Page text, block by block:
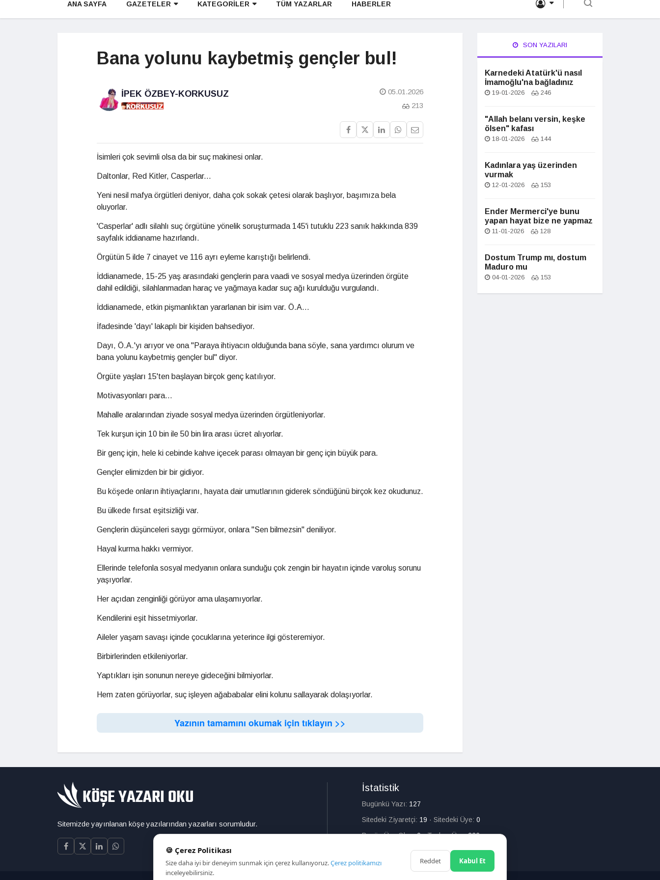
ANA SAYFA GAZETELER KATEGORİLER TÜM YAZARLAR HABERLER
Bana yolunu kaybetmiş gençler bul!
İPEK ÖZBEY-KORKUSUZ
05.01.2026
213
İsimleri çok sevimli olsa da bir suç makinesi onlar.
Daltonlar, Red Kitler, Casperlar...
Yeni nesil mafya örgütleri deniyor, daha çok sokak çetesi olarak başlıyor, başımıza bela
oluyorlar.
'Casperlar' adlı silahlı suç örgütüne yönelik soruşturmada 145'i tutuklu 223 sanık hakkında 839
sayfalık iddianame hazırlandı.
Örgütün 5 ilde 7 cinayet ve 116 ayrı eyleme karıştığı belirlendi.
İddianamede, 15-25 yaş arasındaki gençlerin para vaadi ve sosyal medya üzerinden örgüte
dahil edildiği, silahlanmadan haraç ve yağmaya kadar suç ağı kurulduğu vurgulandı.
İddianamede, etkin pişmanlıktan yararlanan bir isim var. Ö.A...
İfadesinde 'dayı' lakaplı bir kişiden bahsediyor.
Dayı, Ö.A.'yı arıyor ve ona "Paraya ihtiyacın olduğunda bana söyle, sana yardımcı olurum ve
bana yolunu kaybetmiş gençler bul" diyor.
Örgüte yaşları 15'ten başlayan birçok genç katılıyor.
Motivasyonları para...
Mahalle aralarından ziyade sosyal medya üzerinden örgütleniyorlar.
Tek kurşun için 10 bin ile 50 bin lira arası ücret alıyorlar.
Bir genç için, hele ki cebinde kahve içecek parası olmayan bir genç için büyük para.
Gençler elimizden bir bir gidiyor.
Bu köşede onların ihtiyaçlarını, hayata dair umutlarının giderek söndüğünü birçok kez okudunuz.
Bu ülkede fırsat eşitsizliği var.
Gençlerin düşünceleri saygı görmüyor, onlara "Sen bilmezsin" deniliyor.
Hayal kurma hakkı vermiyor.
Ellerinde telefonla sosyal medyanın onlara sunduğu çok zengin bir hayatın içinde varoluş sorunu
yaşıyorlar.
Her açıdan zenginliği görüyor ama ulaşamıyorlar.
Kendilerini eşit hissetmiyorlar.
Aileler yaşam savaşı içinde çocuklarına yeterince ilgi gösteremiyor.
Birbirlerinden etkileniyorlar.
Yaptıkları işin sonunun nereye gideceğini bilmiyorlar.
Hem zaten görüyorlar, suç işleyen ağababalar elini kolunu sallayarak dolaşıyorlar.
Yazının tamamını okumak için tıklayın >>
SON YAZILARI
Karnedeki Atatürk'ü nasıl
İmamoğlu'na bağladınız
19-01-2026 246
"Allah belanı versin, keşke
ölsen" kafası
18-01-2026 144
Kadınlara yaş üzerinden
vurmak
12-01-2026 153
Ender Mermerci'ye bunu
yapan hayat bize ne yapmaz
11-01-2026 128
Dostum Trump mı, dostum
Maduro mu
04-01-2026 153
Sitemizde yayınlanan köşe yazılarından yazarları sorumludur.
İstatistik
Bugünkü Yazı: 127
Sitedeki Ziyaretçi: 19 · Sitedeki Üye: 0
Bugün Üye Olan:0·Toplam Üye:226
🍪 Çerez Politikası
Size daha iyi bir deneyim sunmak için çerez kullanıyoruz.Çerez politikamızı
inceleyebilirsiniz.
Reddet Kabul Et